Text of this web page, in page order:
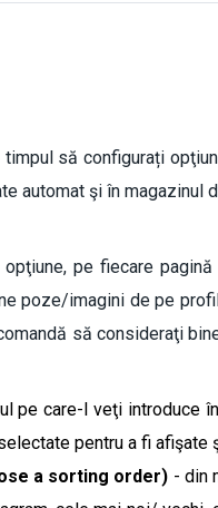
să configurați
automat şi în magazinul
pe fiecare
poze/imagini de pe
să consideraţi
pe care-l veţi introduce
pentru a fi afişate
a sorting order) - din